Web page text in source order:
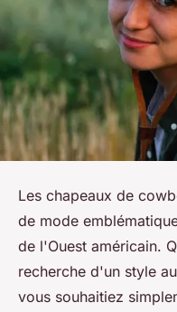
Les chapeaux de
de mode
de l'Ouest américain.
recherche d'un style
vous souhaitiez